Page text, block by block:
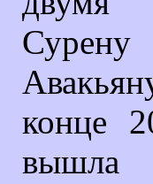
Сурену
конце
вышла